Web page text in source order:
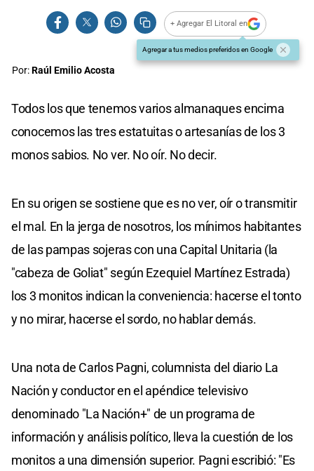
+ Agregar El Litoral en
Agregar a tus medios preferidos en Google
Por:Raúl Emilio Acosta
Todos los que tenemos varios almanaques encima
conocemos las tres estatuitas o artesanías de los 3
monos sabios. No ver. No oír. No decir.
En su origen se sostiene que es no ver, oír o transmitir
el mal. En la jerga de nosotros, los mínimos habitantes
de las pampas sojeras con una Capital Unitaria (la
"cabeza de Goliat" según Ezequiel Martínez Estrada)
los 3 monitos indican la conveniencia: hacerse el tonto
y no mirar, hacerse el sordo, no hablar demás.
Una nota de Carlos Pagni, columnista del diario La
Nación y conductor en el apéndice televisivo
denominado "La Nación+" de un programa de
información y análisis político, lleva la cuestión de los
monitos a una dimensión superior. Pagni escribió: "Es